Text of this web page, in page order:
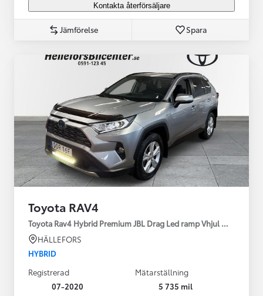
Kontakta återförsäljare
Jämförelse Spara
Toyota RAV4
Toyota Rav4 Hybrid Premium JBL Drag Led ramp Vhjul motorv
HÄLLEFORS
HYBRID
Registrerad
07-2020
Mätarställning
5 735 mil